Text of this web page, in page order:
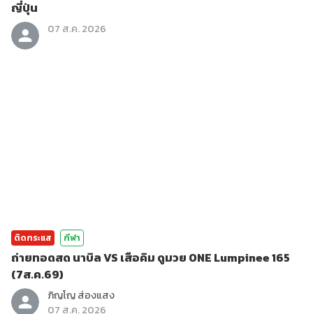
ญี่ปุ่น
07 ส.ค. 2026
ติดกระแส กีฬา
ถ่ายทอดสด นาบิล VS เสือคิม ดูมวย ONE Lumpinee 165
(7ส.ค.69)
ภิญโญ ส่องแสง
07 ส.ค. 2026